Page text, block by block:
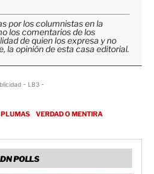
por los columnistas en la
los comentarios de los
de quien los expresa y no
la opinión de esta casa editorial.
- LB3 -
PLUMAS VERDAD O MENTIRA
POLLS